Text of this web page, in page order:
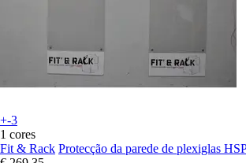
+-3
1 cores
Fit & Rack Protecção da parede de plexiglas